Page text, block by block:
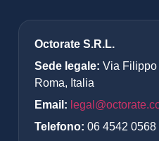
Octorate S.R.L.
Sede legale: Via Filippo
Roma, Italia
Email:
Telefono: 06 4542 0568